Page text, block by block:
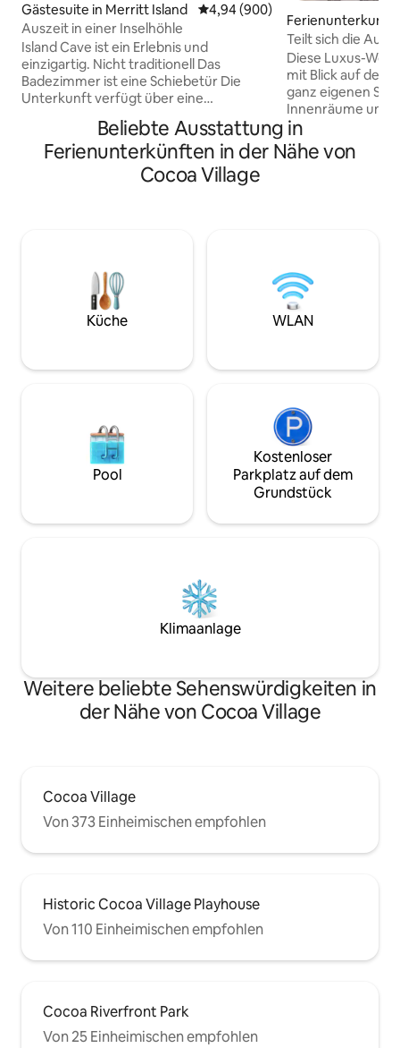
Gästesuite in Merritt Island Durchschnittliche Bewertung:
4,94 (900)
Auszeit in einer Inselhöhle
Island Cave ist ein Erlebnis und
einzigartig. Nicht traditionell Das
Badezimmer ist eine Schiebetür Die
Unterkunft verfügt über eine
Menschen oder Gäste mit
Einschränkungen empfohlen kleiner
Einheit Rückseite des 2-stöckigen
Einheiten auf dem Grundstück Zentral
gelegen, 5 Meilen von Cocoa Beach, 1,5
Meilen von Cocoa Village und in der
Nähe von Restaurants und Geschäften
Ferienunterkunft
ge
Teilt sich die
Diese Luxus-
mit Blick auf den
ganz eigenen
Innenräume und
Außenbereiche.
wenige Schritte
entfernt. Dieses
Blick auf das
beobachten.
Village und
Space Coast
Canaveral/
Beliebte Ausstattung in
Ferienunterkünften in der Nähe von
Cocoa Village
Küche WLAN
Pool
Kostenloser
Parkplatz auf dem
Grundstück
Klimaanlage
Weitere beliebte Sehenswürdigkeiten in
der Nähe von Cocoa Village
Cocoa Village
Von 373 Einheimischen empfohlen
Historic Cocoa Village Playhouse
Von 110 Einheimischen empfohlen
Cocoa Riverfront Park
Von 25 Einheimischen empfohlen